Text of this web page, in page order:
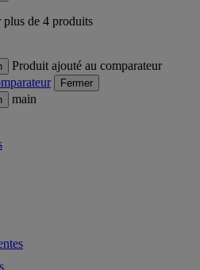
plus de 4 produits
Produit ajouté au comparateur
Fermer
main